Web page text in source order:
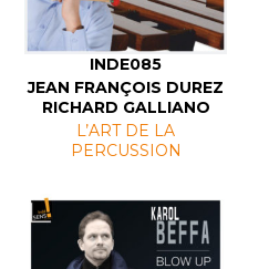
INDE085
JEAN FRANÇOIS DUREZ
RICHARD GALLIANO
L’ART DE LA
PERCUSSION